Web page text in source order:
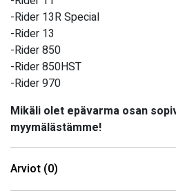
-Rider 13R Special
-Rider 13
-Rider 850
-Rider 850HST
-Rider 970
Mikäli olet epävarma osan
myymälästämme!
Arviot (0)